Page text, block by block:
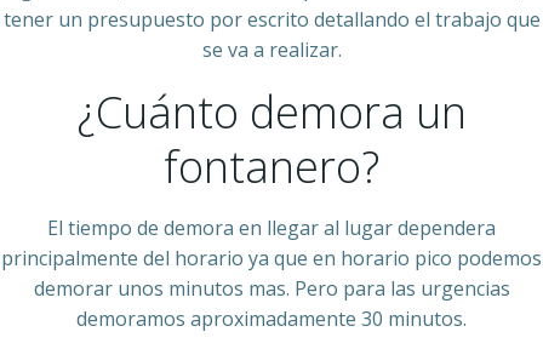
tener un presupuesto por escrito detallando el trabajo que
se va a realizar.
¿Cuánto demora un
fontanero?
El tiempo de demora en llegar al lugar dependera
principalmente del horario ya que en horario pico podemos
demorar unos minutos mas. Pero para las urgencias
demoramos aproximadamente 30 minutos.